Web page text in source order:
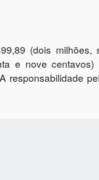
(dois milhões,
e nove centavos)
responsabilidade